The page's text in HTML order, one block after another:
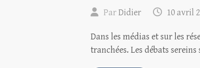
ParDidier 10 avril
Dans les médias et sur les
tranchées. Les débats